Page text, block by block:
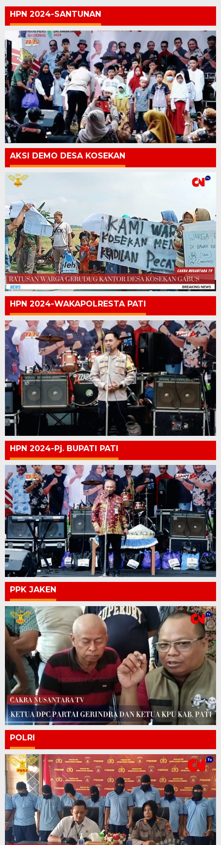
HPN 2024-SANTUNAN
AKSI DEMO DESA KOSEKAN
HPN 2024-WAKAPOLRESTA PATI
HPN 2024-Pj. BUPATI PATI
PPK JAKEN
POLRI